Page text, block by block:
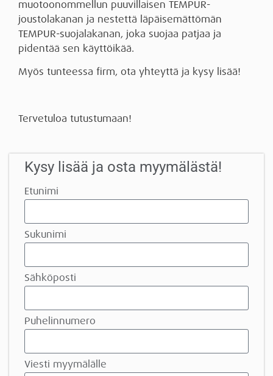
muotoonommellun puuvillaisen TEMPUR-
joustolakanan ja nestettä läpäisemättömän
TEMPUR-suojalakanan, joka suojaa patjaa ja
pidentää sen käyttöikää.
Myös tunteessa firm, ota yhteyttä ja kysy lisää!
Tervetuloa tutustumaan!
Kysy lisää ja osta myymälästä!
Etunimi
Sukunimi
Sähköposti
Puhelinnumero
Viesti myymälälle